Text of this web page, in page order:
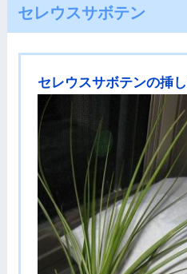
セレウスサボテン
セレウスサボテンの挿